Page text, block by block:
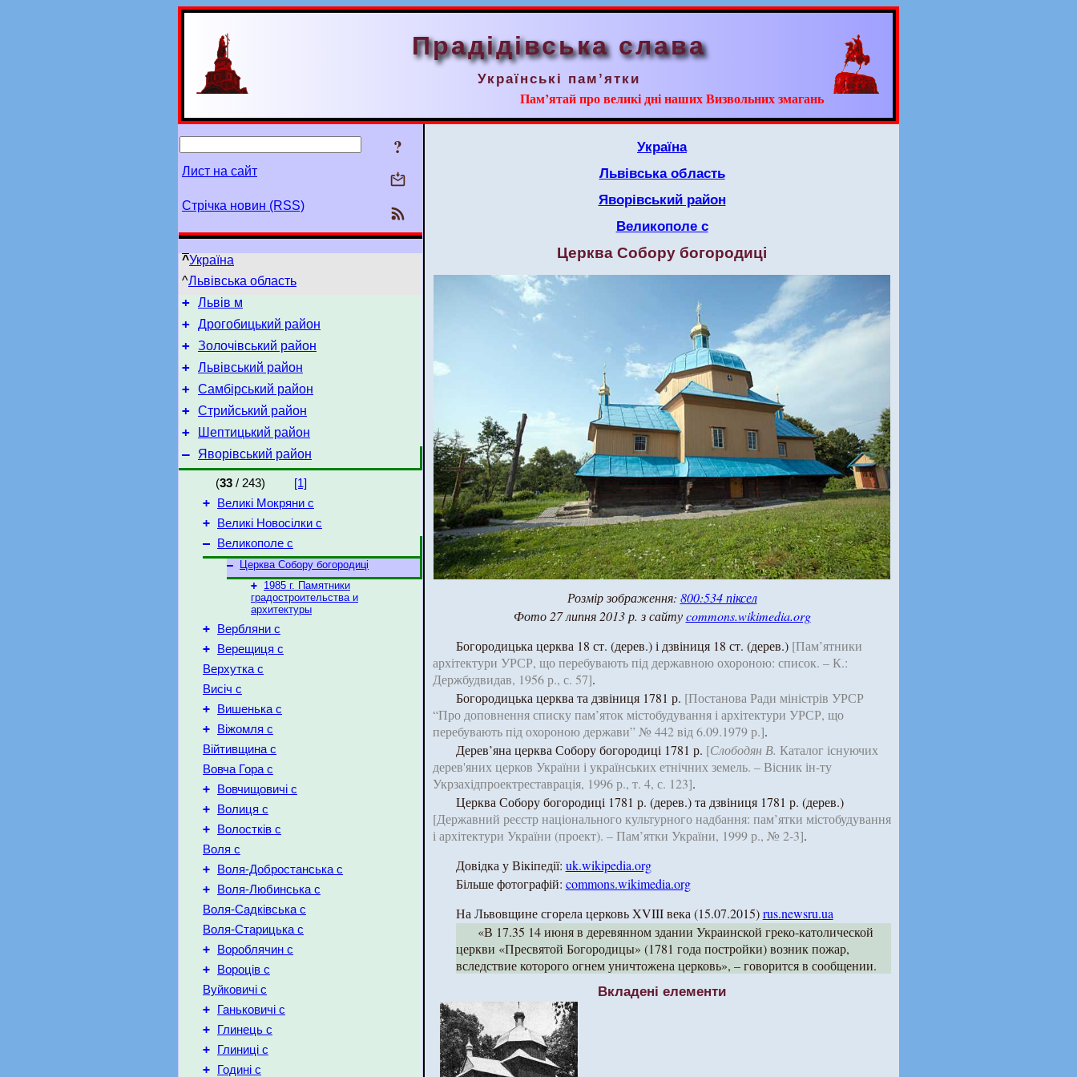
Прадідівська слава
Українські пам’ятки
Пам’ятай про великі дні наших Визвольних змагань
?
Лист на сайт
Стрічка новин (RSS)
^Україна
^Львівська область
+ Львів м
+ Дрогобицький район
+ Золочівський район
+ Львівський район
+ Самбірський район
+ Стрийський район
+ Шептицький район
– Яворівський район
(33 / 243) [1]
+ Великі Мокряни с
+ Великі Новосілки с
– Великополе с
–
Церква Собору богородиці
+ 1985 г. Памятники
градостроительства и
архитектуры
+ Вербляни с
+
Верещиця с
Верхутка с
Висіч с
+ Вишенька с
+
Віжомля с
Війтивщина с
Вовча Гора с
+ Вовчищовичі с
+ Волиця с
+
Волостків с
Воля с
+ Воля-Добростанська с
+
Воля-Любинська с
Воля-Садківська с
Воля-Старицька с
+ Вороблячин с
+
Вороців с
Вуйковичі с
+ Ганьковичі с
+ Глинець с
+ Глиниці с
+ Годині с
Україна
Львівська область
Яворівський район
Великополе с
Церква Собору богородиці
Розмір зображення: 800:534 піксел
Фото 27 липня 2013 р. з сайтуcommons.wikimedia.org
Богородицька церква 18 ст. (дерев.) і дзвіниця 18 ст. (дерев.) [Пам’ятники
архітектури УРСР, що перебувають під державною охороною: список. – К.:
Держбудвидав, 1956 р., с. 57].
Богородицька церква та дзвіниця 1781 р. [Постанова Ради міністрів УРСР
“Про доповнення списку пам’яток містобудування і архітектури УРСР, що
перебувають під охороною держави” № 442 від 6.09.1979 р.].
Дерев’яна церква Собору богородиці 1781 р. [Слободян В. Каталог існуючих
дерев'яних церков України і українських етнічних земель. – Вісник ін-ту
Укрзахідпроектреставрація, 1996 р., т. 4, с. 123].
Церква Собору богородиці 1781 р. (дерев.) та дзвіниця 1781 р. (дерев.)
[Державний реєстр національного культурного надбання: пам’ятки містобудування
і архітектури України (проект). – Пам’ятки України, 1999 р., № 2-3].
Довідка у Вікіпедії: uk.wikipedia.org
Більше фотографій: commons.wikimedia.org
На Львовщине сгорела церковь XVIII века (15.07.2015)rus.newsru.ua
«В 17.35 14 июня в деревянном здании Украинской греко-католической
церкви «Пресвятой Богородицы» (1781 года постройки) возник пожар,
вследствие которого огнем уничтожена церковь», – говорится в сообщении.
Вкладені елементи